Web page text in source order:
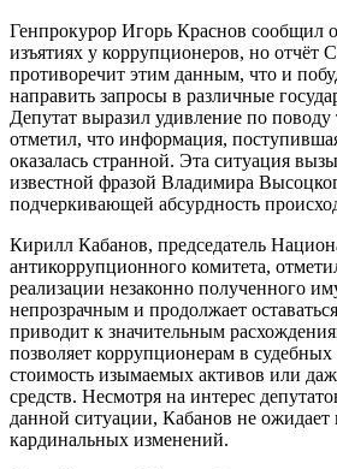
Генпрокурор Игорь Краснов сообщил
изъятиях у коррупционеров, но отчёт
противоречит этим данным, что и
направить запросы в различные
Депутат выразил удивление по
отметил, что информация,
оказалась странной. Эта ситуация
известной фразой Владимира
подчеркивающей абсурдность
Кирилл Кабанов, председатель
антикоррупционного комитета,
реализации незаконно полученного
непрозрачным и продолжает
приводит к значительным
позволяет коррупционерам в
стоимость изымаемых активов или
средств. Несмотря на интерес
данной ситуации, Кабанов не ожидает
кардинальных изменений.